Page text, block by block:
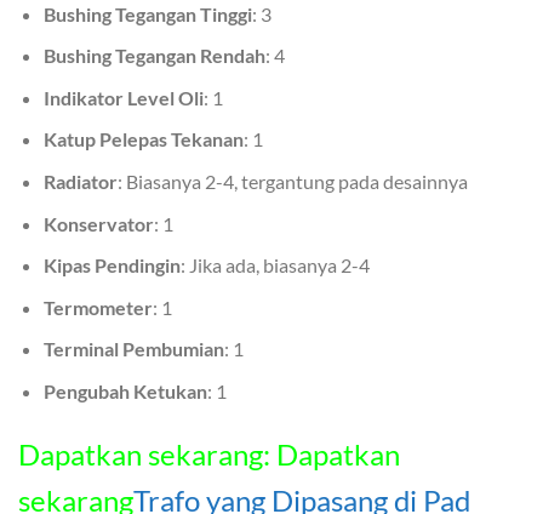
Bushing Tegangan Tinggi: 3
Bushing Tegangan Rendah: 4
Indikator Level Oli: 1
Katup Pelepas Tekanan: 1
Radiator: Biasanya 2-4, tergantung pada desainnya
Konservator: 1
Kipas Pendingin: Jika ada, biasanya 2-4
Termometer: 1
Terminal Pembumian: 1
Pengubah Ketukan: 1
Dapatkan sekarang: Dapatkan
sekarangTrafo yang Dipasang di Pad